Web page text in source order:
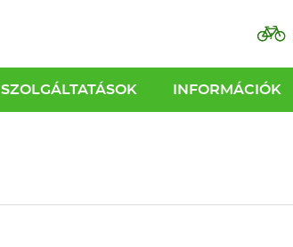
SZOLGÁLTATÁSOK INFORMÁCIÓK